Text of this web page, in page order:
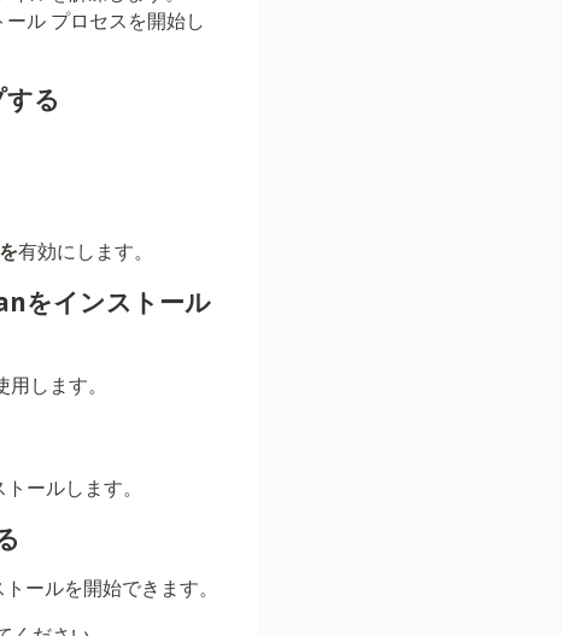
ル プロセスを開始し
る
有効にします。
をインストール
します。
ールします。
ールを開始できます。